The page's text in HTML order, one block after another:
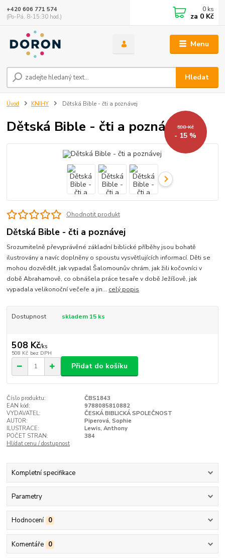
Menu
Hledat
+420 606 771 574
(Po-Pá, 8-15:30 hod.)
0 ks
za 0 Kč
Úvod KNIHY Dětská Bible - čti a poznávej
Dětská Bible - čti a poznávej598 Kč
- 15 %
Ohodnotit produkt
Dětská Bible - čti a poznávej
Srozumitelně převyprávěné základní biblické příběhy jsou bohatě
ilustrovány a navíc doplněny o spoustu vysvětlujících informací. Děti se
mohou dozvědět, jak vypadal Šalomounův chrám, jak žili kočovníci v
době Abrahamově, co obnášela práce tesaře v době Ježíšově, jak
vypadala velikonoční večeře a jin... celý popis
Dostupnost skladem 15 ks
508 Kč/ks
508 Kč bez DPH
Přidat do košíku
Číslo produktu:
ČBS1843
EAN kód:
9788085810882
VYDAVATEL:
ČESKÁ BIBLICKÁ SPOLEČNOST
AUTOR:
Piperová, Sophie
ILUSTRACE:
Lewis, Anthony
POČET STRAN:
384
Hlídat cenu / dostupnost
Kompletní specifikace
Parametry
Hodnocení 0
Komentáře 0